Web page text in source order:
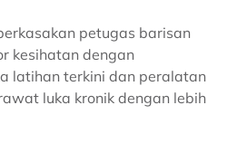
petugas barisan
kesihatan dengan
latihan terkini dan peralatan
luka kronik dengan lebih